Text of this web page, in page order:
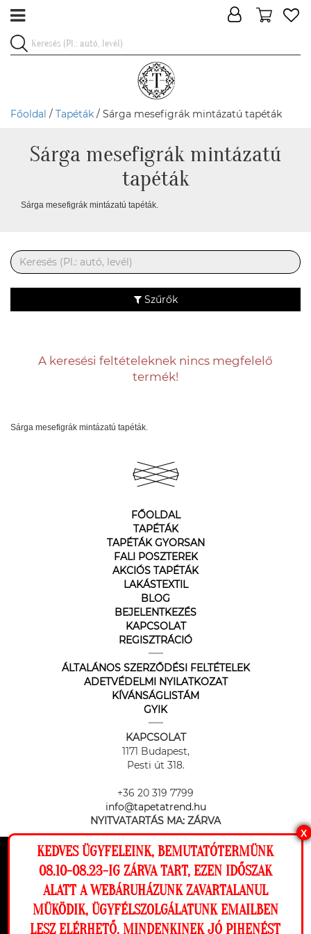
Ez a weboldal cookie-kat használ, hogy a
lehető legjobb élményt nyújtsa honlapunkon.
Beállítások
Főoldal / Tapéták / Sárga mesefigrák mintázatú tapéták
Sárga mesefigrák mintázatú
tapéták
Sárga mesefigrák mintázatú tapéták.
Szűrők
A keresési feltételeknek nincs megfelelő
termék!
Sárga mesefigrák mintázatú tapéták.
FŐOLDAL
TAPÉTÁK
TAPÉTÁK GYORSAN
FALI POSZTEREK
AKCIÓS TAPÉTÁK
LAKÁSTEXTIL
BLOG
BEJELENTKEZÉS
KAPCSOLAT
REGISZTRÁCIÓ
ÁLTALÁNOS SZERZŐDÉSI FELTÉTELEK
ADETVÉDELMI NYILATKOZAT
KÍVÁNSÁGLISTÁM
GYIK
KAPCSOLAT
1171 Budapest,
Pesti út 318.
+36 20 319 7799
info@tapetatrend.hu
NYITVATARTÁS MA: ZÁRVA
Az online fizetést a Barion Payment Zrt. biztosítja, MNB engedély
száma: H-EN-I-1064/2013
X
KEDVES ÜGYFELEINK, BEMUTATÓTERMÜNK
08.10-08.23-IG ZÁRVA TART, EZEN IDŐSZAK
ALATT A WEBÁRUHÁZUNK ZAVARTALANUL
MÜKÖDIK, ÜGYFÉLSZOLGÁLATUNK EMAILBEN
LESZ ELÉRHETŐ. MINDENKINEK JÓ PIHENÉST